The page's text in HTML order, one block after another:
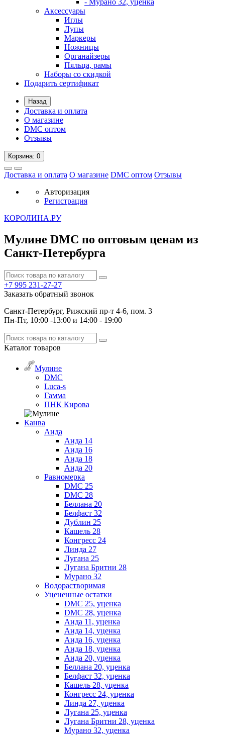
- Мурано 32, уценка
Аксессуары
Иглы
Лупы
Маркеры
Ножницы
Органайзеры
Пяльца, рамы
Наборы со скидкой
Подарить сертификат
Назад
Доставка и оплата
О магазине
DMC оптом
Отзывы
Корзина: 0
Доставка и оплата О магазине DMC оптом Отзывы
Авторизация
Регистрация
КОРОЛИНА.РУ
Мулине DMC по оптовым ценам из
Санкт-Петербурга
+7 995 231-27-27
Заказать обратный звонок
Санкт-Петербург, Рижский пр-т 4-6, пом. 3
Пн-Пт, 10:00 -13:00 и 14:00 - 19:00
Каталог товаров
Мулине
DMC
Luca-s
Гамма
ПНК Кирова
Канва
Аида
Аида 14
Аида 16
Аида 18
Аида 20
Равномерка
DMC 25
DMC 28
Беллана 20
Белфаст 32
Дублин 25
Кашель 28
Конгресс 24
Линда 27
Лугана 25
Лугана Бритни 28
Мурано 32
Водорастворимая
Уцененные остатки
DMC 25, уценка
DMC 28, уценка
Аида 11, уценка
Аида 14, уценка
Аида 16, уценка
Аида 18, уценка
Аида 20, уценка
Беллана 20, уценка
Белфаст 32, уценка
Кашель 28, уценка
Конгресс 24, уценка
Линда 27, уценка
Лугана 25, уценка
Лугана Бритни 28, уценка
Мурано 32, уценка